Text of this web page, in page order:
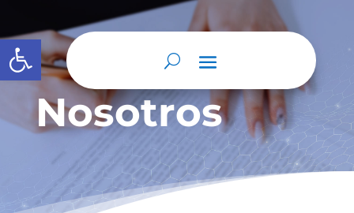
Abrir barra de herramientas
Nosotros